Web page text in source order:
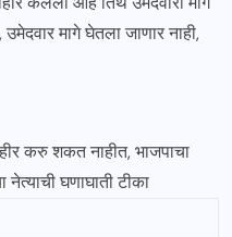
मागे घेतला जाणार नाही,
करु शकत नाहीत, भाजपाचा
घणाघाती टीका